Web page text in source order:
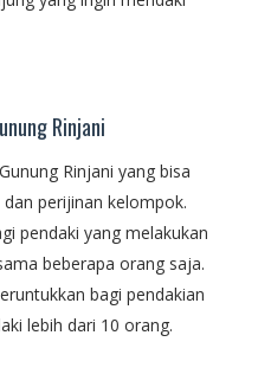
Rinjani
Rinjani yang bisa
perijinan kelompok.
pendaki yang melakukan
beberapa orang saja.
bagi pendakian
lebih dari 10 orang.